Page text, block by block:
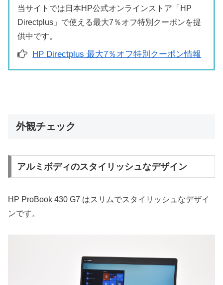
当サイトでは日本HP公式オンラインストア「HP
Directplus」で使える最大7％オフ特別クーポンを提
供中です。
HP Directplus 最大7％オフ特別クーポン情報
外観チェック
アルミボディのスタイリッシュなデザイン
HP ProBook 430 G7 はスリムでスタイリッシュなデザイ
ンです。